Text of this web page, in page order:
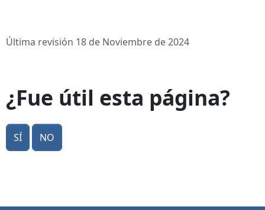
Última revisión 18 de Noviembre de 2024
¿Fue útil esta página?
Sí No